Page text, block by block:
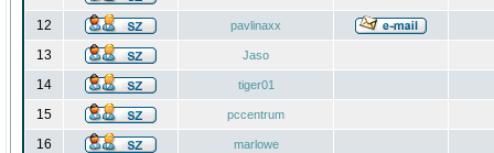
12 pavlinaxx
13 Jaso
14 tiger01
15 pccentrum
16 marlowe